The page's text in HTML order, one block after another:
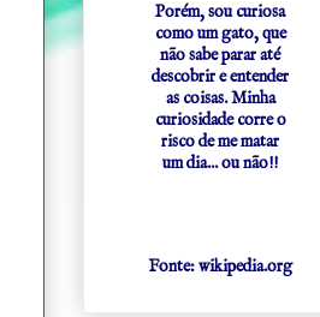
Porém, sou curiosa
como um gato, que
não sabe parar até
descobrir e entender
as coisas. Minha
curiosidade corre o
risco de me matar
um dia... ou não!!
Fonte: wikipedia.org